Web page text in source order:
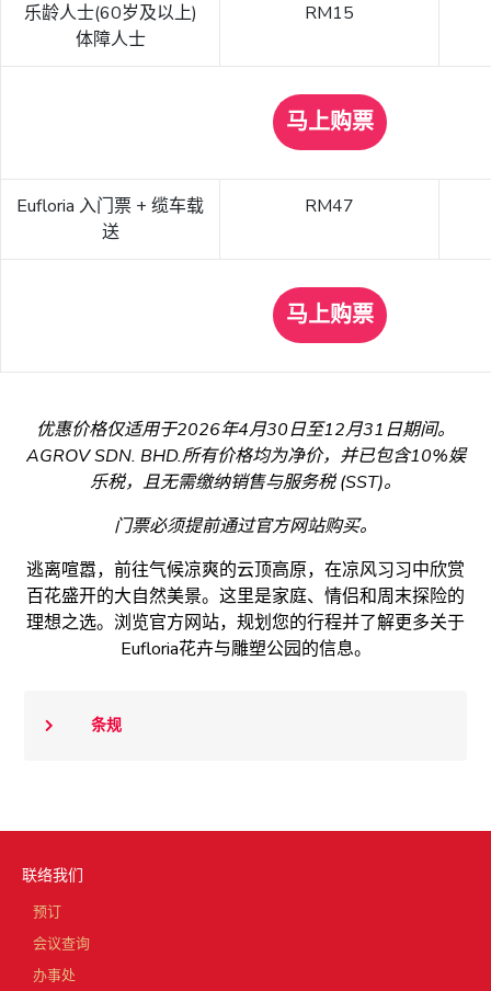
乐龄人士(60岁及以上)
体障人士
RM15
马上购票
Eufloria 入门票 + 缆车载
送
RM47
马上购票
优惠价格仅适用于2026年4月30日至12月31日期间。
AGROV SDN. BHD.所有价格均为净价，并已包含10%娱
乐税，且无需缴纳销售与服务税 (SST)。
门票必须提前通过官方网站购买。
逃离喧嚣，前往气候凉爽的云顶高原，在凉风习习中欣赏
百花盛开的大自然美景。这里是家庭、情侣和周末探险的
理想之选。浏览官方网站，规划您的行程并了解更多关于
Eufloria花卉与雕塑公园的信息。
条规
联络我们
预订
会议查询
办事处